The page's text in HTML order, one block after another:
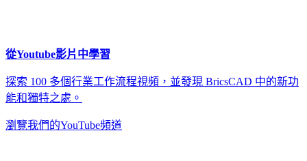
從Youtube影片中學習
探索 100 多個行業工作流程視頻，並發現 BricsCAD 中的新功
能和獨特之處。
瀏覽我們的YouTube頻道